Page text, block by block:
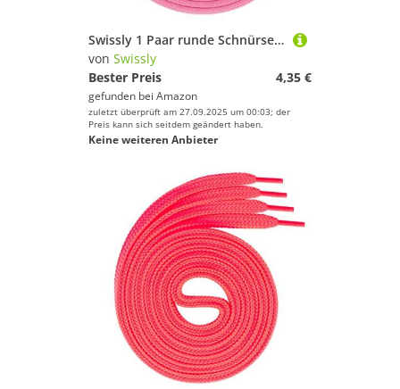
Swissly 1 Paar runde Schnürsenkel, Rundsenkel für Business- und Lederschuhe, reißfester Allroundsenkel, ø 3mm Farbe neonpink Länge 90cm
von Swissly
Bester Preis
4,35 €
gefunden bei Amazon
zuletzt überprüft am 27.09.2025 um 00:03; der
Preis kann sich seitdem geändert haben.
Keine weiteren Anbieter